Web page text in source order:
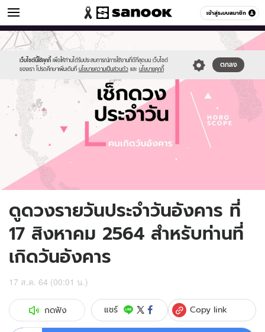
เข้าสู่ระบบสมาชิก
ดูดวง หมวดอื่นๆ
เว็บไซต์นี้ใช้คุกกี้ เพื่อให้ท่านได้รับประสบการณ์การใช้งานที่ดีที่สุดบน เว็บไซต์
ของเรา โปรดศึกษาเพิ่มเติมที่ นโยบายความเป็นส่วนตัว และ นโยบายคุกกี้
ตกลง
Sanook
//s.isanook.com/sr/0/images/logo-
new-
sanook.png
600
60
//s.isanook.com/ho/0/ud/fxd/day/daily-
horoscope-
tuesday.jpg
ดูดวงรายวันประจำวันอังคาร ที่
17 สิงหาคม 2564 สำหรับท่านที่
เกิดวันอังคาร
17 ส.ค. 64 (00:01 น.)
กดฟัง แชร์ Copy link